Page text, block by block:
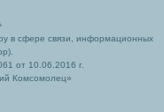
в сфере связи, информационных
от 10.06.2016 г.
Комсомолец»